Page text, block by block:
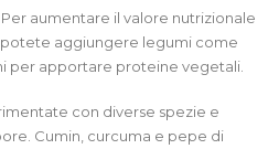
Per aumentare il valore nutrizionale
aggiungere legumi come
per apportare proteine vegetali.
con diverse spezie e
Cumin, curcuma e pepe di